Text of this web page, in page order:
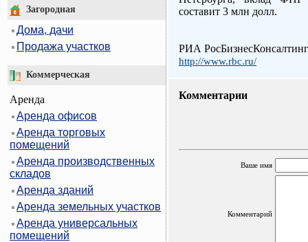
Загородная
Дома, дачи
Продажа участков
Коммерческая
Аренда
Аренда офисов
Аренда торговых
помещений
Аренда производственных
складов
Аренда зданий
Аренда земельных участков
Аренда универсальных
помещений
составит 3 млн долл.
РИА РосБизнесКонсалтинг
http://www.rbc.ru/
Комментарии
Ваше имя
Комментарий